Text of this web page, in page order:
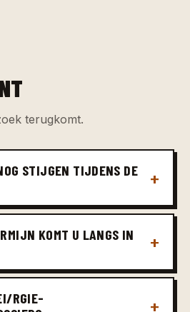
terugkomt.
STIJGEN TIJDENS DE
KOMT U LANGS IN
RGIE-